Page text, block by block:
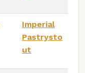
Imperial
Pastrysto
ut